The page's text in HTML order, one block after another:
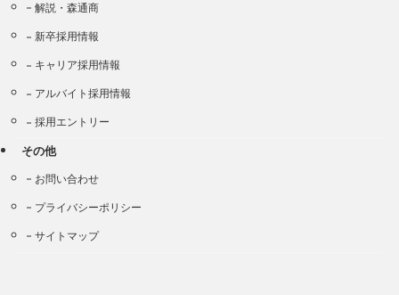
解説・森通商
新卒採用情報
キャリア採用情報
アルバイト採用情報
採用エントリー
その他
お問い合わせ
プライバシーポリシー
サイトマップ